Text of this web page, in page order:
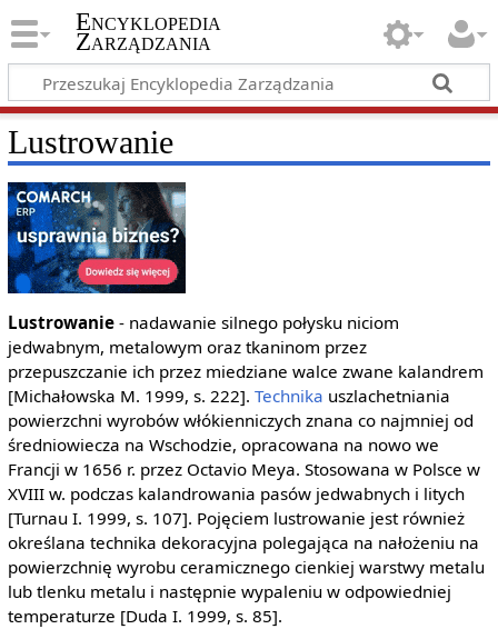
Encyklopedia
Zarządzania
Lustrowanie
Lustrowanie- nadawanie silnego połysku niciom
jedwabnym, metalowym oraz tkaninom przez
przepuszczanie ich przez miedziane walce zwane kalandrem
[Michałowska M. 1999, s. 222]. Technika uszlachetniania
powierzchni wyrobów włókienniczych znana co najmniej od
średniowiecza na Wschodzie, opracowana na nowo we
Francji w 1656 r. przez Octavio Meya. Stosowana w Polsce w
XVIII w. podczas kalandrowania pasów jedwabnych i litych
[Turnau I. 1999, s. 107]. Pojęciem lustrowanie jest również
określana technika dekoracyjna polegająca na nałożeniu na
powierzchnię wyrobu ceramicznego cienkiej warstwy metalu
lub tlenku metalu i następnie wypaleniu w odpowiedniej
temperaturze [Duda I. 1999, s. 85].